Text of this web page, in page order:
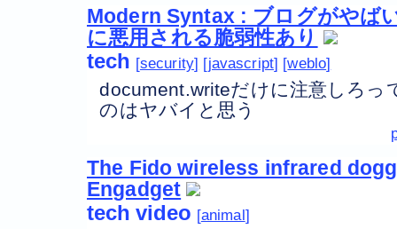
Modern Syntax : ブログがやば
に悪用される脆弱性あり
tech security javascript weblo
document.writeだけに注意しろっ
のはヤバイと思う
The Fido wireless infrared
Engadget
tech video animal